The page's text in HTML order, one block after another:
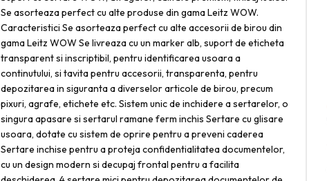
Se asorteaza perfect cu alte produse din gama Leitz WOW.
Caracteristici Se asorteaza perfect cu alte accesorii de birou din
gama Leitz WOW Se livreaza cu un marker alb, suport de eticheta
transparent si inscriptibil, pentru identificarea usoara a
continutului, si tavita pentru accesorii, transparenta, pentru
depozitarea in siguranta a diverselor articole de birou, precum
pixuri, agrafe, etichete etc. Sistem unic de inchidere a sertarelor, o
singura apasare si sertarul ramane ferm inchis Sertare cu glisare
usoara, dotate cu sistem de oprire pentru a preveni caderea
Sertare inchise pentru a proteja confidentialitatea documentelor,
cu un design modern si decupaj frontal pentru a facilita